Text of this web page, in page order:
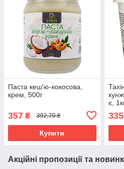
Паста кеш'ю-кокосова,
крем, 500г
357 ₴ 392,70 ₴
Купити
є,
335
Акційні пропозиції та